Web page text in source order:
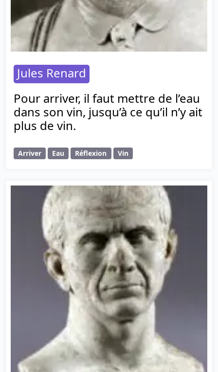
Jules Renard
Pour arriver, il faut mettre de l’eau
dans son vin, jusqu’à ce qu’il n’y ait
plus de vin.
Arriver Eau Réflexion Vin